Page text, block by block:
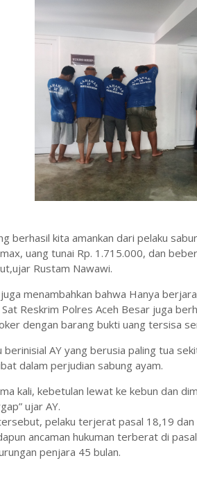
berhasil kita amankan dari pelaku
uang tunai Rp. 1.715.000, dan
Rustam Nawawi.
menambahkan bahwa Hanya
Reskrim Polres Aceh Besar juga
dengan barang bukti uang tersisa
berinisial AY yang berusia paling tua
dalam perjudian sabung ayam.
kali, kebetulan lewat ke kebun dan
ujar AY.
pelaku terjerat pasal 18,19
ancaman hukuman terberat di
penjara 45 bulan.